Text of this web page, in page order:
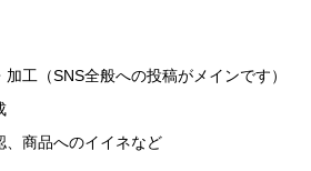
工（SNS全般への投稿がメインです）
商品へのイイネなど